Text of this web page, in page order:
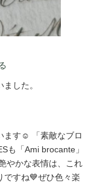
した。
ます☺️ 「素敵なブロ
も「Ami brocante」
やかな表情は、これ
ですね💙ぜひ色々楽